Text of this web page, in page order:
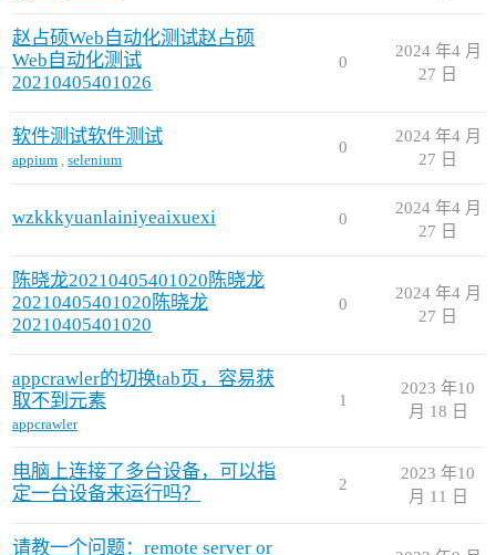
赵占硕Web自动化测试赵占硕
Web自动化测试
20210405401026
0
2024 年4 月
27 日
软件测试软件测试
appium ,selenium
0
2024 年4 月
27 日
wzkkkyuanlainiyeaixuexi 0
2024 年4 月
27 日
陈晓龙20210405401020陈晓龙
20210405401020陈晓龙
20210405401020
0
2024 年4 月
27 日
appcrawler的切换tab页，容易获
取不到元素
appcrawler
1
2023 年10
月 18 日
电脑上连接了多台设备，可以指
定一台设备来运行吗？
2
2023 年10
月 11 日
请教一个问题：remote server or